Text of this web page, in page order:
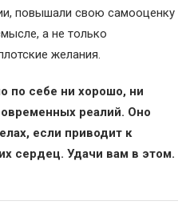
повышали свою самооценку
а не только
желания.
по себе ни хорошо, ни
реалий. Оно
если приводит к
сердец. Удачи вам в этом.